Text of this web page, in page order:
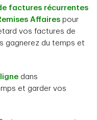
factures récurrentes
Affaires pour
vos factures de
gagnerez du temps et
dans
et garder vos